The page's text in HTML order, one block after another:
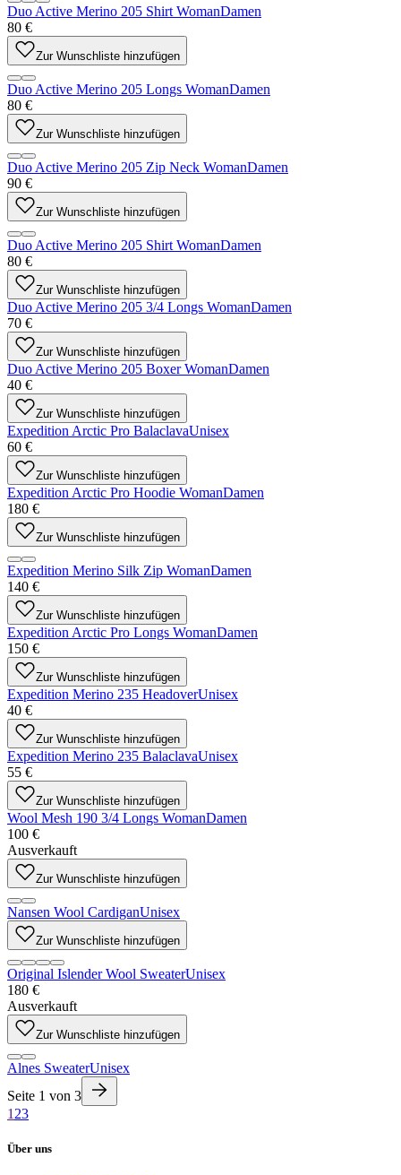
Duo Active Merino 205 Shirt WomanDamen
80 €
Zur Wunschliste hinzufügen
Duo Active Merino 205 Longs WomanDamen
80 €
Zur Wunschliste hinzufügen
Duo Active Merino 205 Zip Neck WomanDamen
90 €
Zur Wunschliste hinzufügen
Duo Active Merino 205 Shirt WomanDamen
80 €
Zur Wunschliste hinzufügen
Duo Active Merino 205 3/4 Longs WomanDamen
70 €
Zur Wunschliste hinzufügen
Duo Active Merino 205 Boxer WomanDamen
40 €
Zur Wunschliste hinzufügen
Expedition Arctic Pro BalaclavaUnisex
60 €
Zur Wunschliste hinzufügen
Expedition Arctic Pro Hoodie WomanDamen
180 €
Zur Wunschliste hinzufügen
Expedition Merino Silk Zip WomanDamen
140 €
Zur Wunschliste hinzufügen
Expedition Arctic Pro Longs WomanDamen
150 €
Zur Wunschliste hinzufügen
Expedition Merino 235 HeadoverUnisex
40 €
Zur Wunschliste hinzufügen
Expedition Merino 235 BalaclavaUnisex
55 €
Zur Wunschliste hinzufügen
Wool Mesh 190 3/4 Longs WomanDamen
100 €
Ausverkauft
Zur Wunschliste hinzufügen
Nansen Wool CardiganUnisex
Zur Wunschliste hinzufügen
Original Islender Wool SweaterUnisex
180 €
Ausverkauft
Zur Wunschliste hinzufügen
Alnes SweaterUnisex
Seite 1 von 3
1 23
Über uns